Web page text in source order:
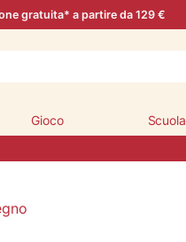
gratuita* a partire da 129 €
Gioco Scuola